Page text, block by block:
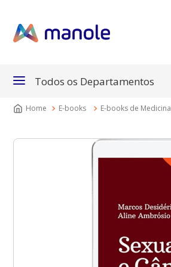
Todos os Departamentos
E-books E-books de Medicina